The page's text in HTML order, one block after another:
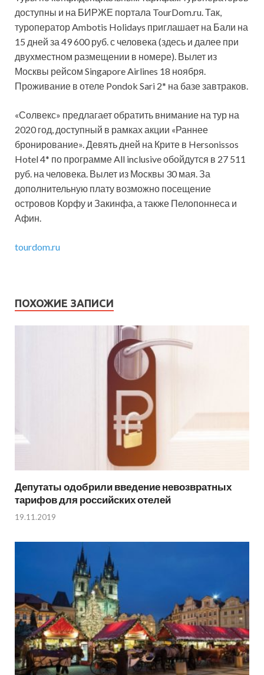
доступны и на БИРЖЕ портала TourDom.ru. Так,
туроператор Ambotis Holidays приглашает на Бали на
15 дней за 49 600 руб. с человека (здесь и далее при
двухместном размещении в номере). Вылет из
Москвы рейсом Singapore Airlines 18 ноября.
Проживание в отеле Pondok Sari 2* на базе завтраков.
«Солвекс» предлагает обратить внимание на тур на
2020 год, доступный в рамках акции «Раннее
бронирование». Девять дней на Крите в Hersonissos
Hotel 4* по программе All inclusive обойдутся в 27 511
руб. на человека. Вылет из Москвы 30 мая. За
дополнительную плату возможно посещение
островов Корфу и Закинфа, а также Пелопоннеса и
Афин.
tourdom.ru
ПОХОЖИЕ ЗАПИСИ
Депутаты одобрили введение невозвратных
тарифов для российских отелей
19.11.2019